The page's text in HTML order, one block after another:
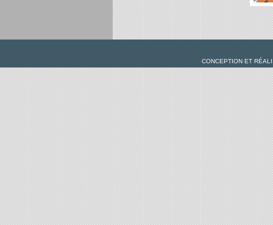
CONCEPTION ET